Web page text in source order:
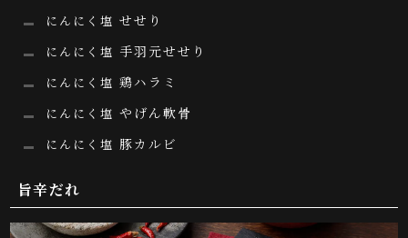
にんにく塩 せせり
にんにく塩 手羽元せせり
にんにく塩 鶏ハラミ
にんにく塩 やげん軟骨
にんにく塩 豚カルビ
旨辛だれ